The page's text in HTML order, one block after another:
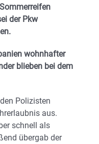
der Pkw
wohnhafter
blieben bei dem
Polizisten
aus.
schnell als
übergab der